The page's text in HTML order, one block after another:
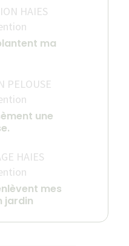
HAIES
ma
PELOUSE
une
HAIES
mes
jardin